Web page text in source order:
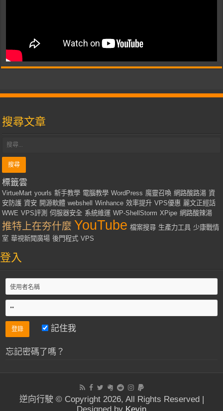
搜尋文章
標籤雲
VirtueMart yourls 新手教學 電腦教學 WordPress 魔靈召喚 網路酸路湯 資
安防護 資安 開源軟體 webshell Winhance 效率提升 VPS優惠 麗文正經話
WWE VPS評測 伺服器安全 系統維運 WP-ShellStorm XPipe 網路酸辣湯
推特上在夯什麼 YouTube 檔案搜尋 生產力工具 少康戰情
室 華視新聞廣場 後門程式 VPS
登入
記住我
忘記密碼了嗎？
逆向行駛 © Copyright 2026, All Rights Reserved |